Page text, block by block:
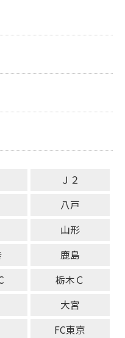
Ｊ２
八戸
山形
鹿島
栃木Ｃ
大宮
FC東京